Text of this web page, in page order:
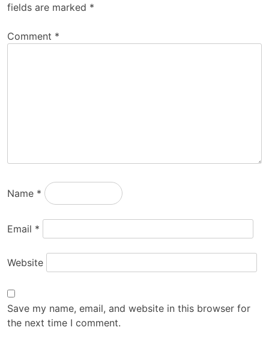
fields are marked *
Comment *
Name *
Email *
Website
Save my name, email, and website in this browser for
the next time I comment.